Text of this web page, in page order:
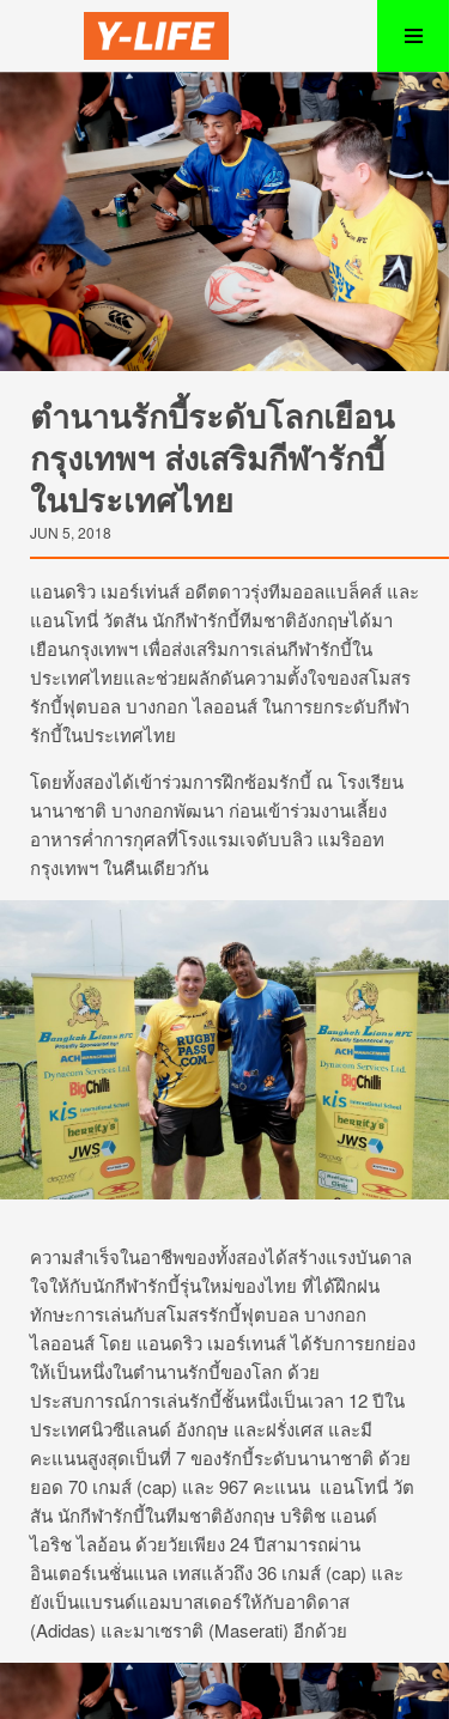
ตำนานรักบี้ระดับโลกเยือน
กรุงเทพฯ ส่งเสริมกีฬารักบี้
ในประเทศไทย
JUN 5, 2018
แอนดริว เมอร์เท่นส์ อดีตดาวรุ่งทีมออลแบล็คส์ และ
แอนโทนี่ วัตสัน นักกีฬารักบี้ทีมชาติอังกฤษได้มา
เยือนกรุงเทพฯ เพื่อส่งเสริมการเล่นกีฬารักบี้ใน
ประเทศไทยและช่วยผลักดันความตั้งใจของสโมสร
รักบี้ฟุตบอล บางกอก ไลออนส์ ในการยกระดับกีฬา
รักบี้ในประเทศไทย
โดยทั้งสองได้เข้าร่วมการฝึกซ้อมรักบี้ ณ โรงเรียน
นานาชาติ บางกอกพัฒนา ก่อนเข้าร่วมงานเลี้ยง
อาหารค่ำการกุศลที่โรงแรมเจดับบลิว แมริออท
กรุงเทพฯ ในคืนเดียวกัน
ความสำเร็จในอาชีพของทั้งสองได้สร้างแรงบันดาล
ใจให้กับนักกีฬารักบี้รุ่นใหม่ของไทย ที่ได้ฝึกฝน
ทักษะการเล่นกับสโมสรรักบี้ฟุตบอล บางกอก
ไลออนส์ โดย แอนดริว เมอร์เทนส์ ได้รับการยกย่อง
ให้เป็นหนึ่งในตำนานรักบี้ของโลก ด้วย
ประสบการณ์การเล่นรักบี้ชั้นหนึ่งเป็นเวลา 12 ปีใน
ประเทศนิวซีแลนด์ อังกฤษ และฝรั่งเศส และมี
คะแนนสูงสุดเป็นที่ 7 ของรักบี้ระดับนานาชาติ ด้วย
ยอด 70 เกมส์ (cap) และ 967 คะแนน แอนโทนี่ วัต
สัน นักกีฬารักบี้ในทีมชาติอังกฤษ บริติช แอนด์
ไอริช ไลอ้อน ด้วยวัยเพียง 24 ปีสามารถผ่าน
อินเตอร์เนชั่นแนล เทสแล้วถึง 36 เกมส์ (cap) และ
ยังเป็นแบรนด์แอมบาสเดอร์ให้กับอาดิดาส
(Adidas) และมาเซราติ (Maserati) อีกด้วย